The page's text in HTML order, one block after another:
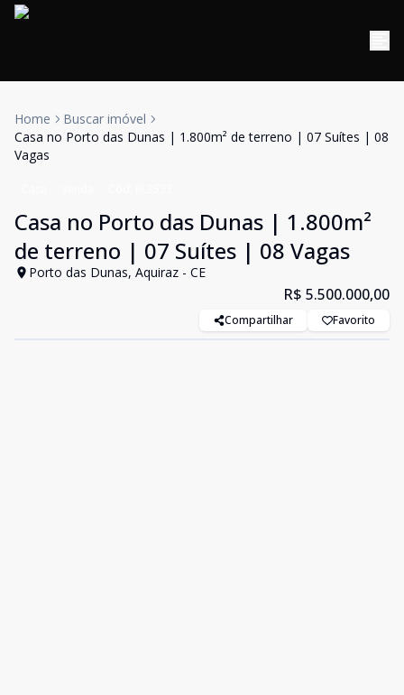
Home
Buscar imóvel
Casa no Porto das Dunas | 1.800m² de terreno | 07 Suítes | 08
Vagas
Casa no Porto das Dunas | 1.800m²
de terreno | 07 Suítes | 08 Vagas
Porto das Dunas, Aquiraz - CE
R$ 5.500.000,00
Compartilhar Favorito